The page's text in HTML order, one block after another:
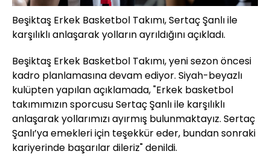
Beşiktaş Erkek Basketbol Takımı, Sertaç Şanlı ile
karşılıklı anlaşarak yolların ayrıldığını açıkladı.
Beşiktaş Erkek Basketbol Takımı, yeni sezon öncesi
kadro planlamasına devam ediyor. Siyah-beyazlı
kulüpten yapılan açıklamada, "Erkek basketbol
takımımızın sporcusu Sertaç Şanlı ile karşılıklı
anlaşarak yollarımızı ayırmış bulunmaktayız. Sertaç
Şanlı’ya emekleri için teşekkür eder, bundan sonraki
kariyerinde başarılar dileriz" denildi.